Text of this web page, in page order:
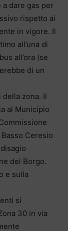
a dare gas per
rispetto ai
in vigore. Il
all’una di
all’ora (se
di un
zona. Il
al Municipio
Ceresio
del Borgo.
e sulla
si
30 in via